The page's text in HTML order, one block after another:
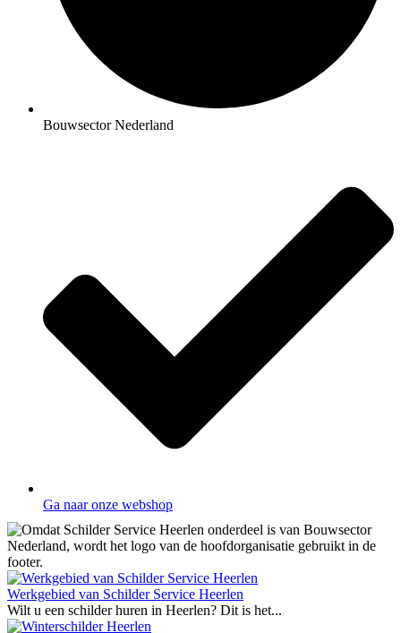
Bouwsector Nederland
Ga naar onze webshop
Werkgebied van Schilder Service Heerlen
Wilt u een schilder huren in Heerlen? Dit is het...